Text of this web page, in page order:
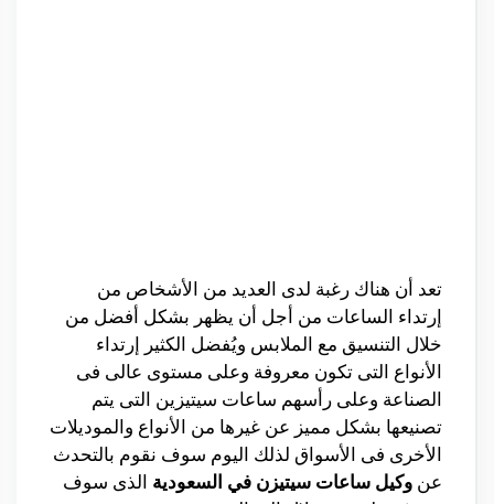
تعد أن هناك رغبة لدى العديد من الأشخاص من
إرتداء الساعات من أجل أن يظهر بشكل أفضل من
خلال التنسيق مع الملابس ويُفضل الكثير إرتداء
الأنواع التى تكون معروفة وعلى مستوى عالى فى
الصناعة وعلى رأسهم ساعات سيتيزين التى يتم
تصنيعها بشكل مميز عن غيرها من الأنواع والموديلات
الأخرى فى الأسواق لذلك اليوم سوف نقوم بالتحدث
عن وكيل ساعات سيتيزن في السعودية الذى سوف